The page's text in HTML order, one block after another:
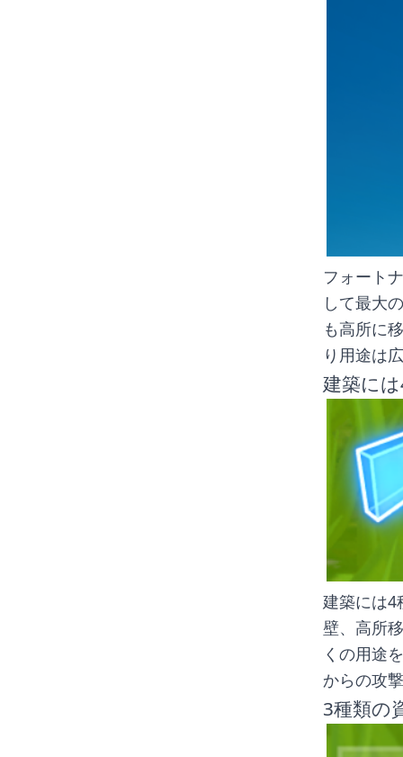
フォート
して最大
も高所に
り用途は
建築に
建築には4
壁、高所
くの用途
からの攻
3種類の